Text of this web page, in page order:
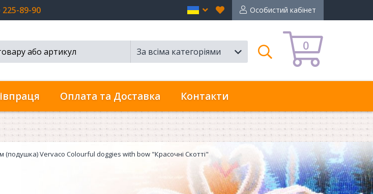
225-89-90 Особистий кабінет
Вибране
en
0
За всіма категоріями
Пошук
Оплата та Доставка Контакти
(подушка) Vervaco Colourful doggies with bow "Красочні Скотті"